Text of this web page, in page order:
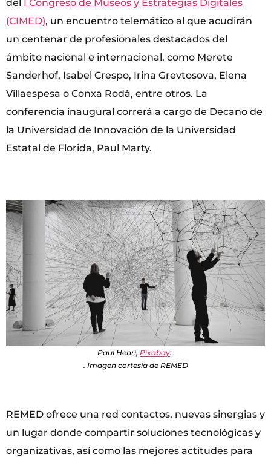
del
I Congreso de Museos y Estrategias Digitales
(CIMED), un encuentro telemático al que acudirán
un centenar de profesionales destacados del
ámbito nacional e internacional, como Merete
Sanderhof, Isabel Crespo, Irina Grevtosova, Elena
Villaespesa o Conxa Rodà, entre otros. La
conferencia inaugural correrá a cargo de Decano de
la Universidad de Innovación de la Universidad
Estatal de Florida, Paul Marty.
Paul Henri, Pixabay:
. Imagen cortesía de REMED
REMED ofrece una red contactos, nuevas sinergias y
un lugar donde compartir soluciones tecnológicas y
organizativas, así como las mejores actitudes para